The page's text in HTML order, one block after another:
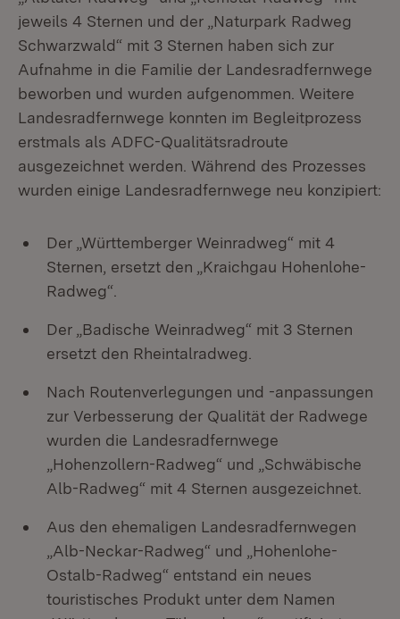
jeweils 4 Sternen und der „Naturpark Radweg
Schwarzwald“ mit 3 Sternen haben sich zur
Aufnahme in die Familie der Landesradfernwege
beworben und wurden aufgenommen. Weitere
Landesradfernwege konnten im Begleitprozess
erstmals als ADFC-Qualitätsradroute
ausgezeichnet werden. Während des Prozesses
wurden einige Landesradfernwege neu konzipiert:
Der „Württemberger Weinradweg“ mit 4
Sternen, ersetzt den „Kraichgau Hohenlohe-
Radweg“.
Der „Badische Weinradweg“ mit 3 Sternen
ersetzt den Rheintalradweg.
Nach Routenverlegungen und -anpassungen
zur Verbesserung der Qualität der Radwege
wurden die Landesradfernwege
„Hohenzollern-Radweg“ und „Schwäbische
Alb-Radweg“ mit 4 Sternen ausgezeichnet.
Aus den ehemaligen Landesradfernwegen
„Alb-Neckar-Radweg“ und „Hohenlohe-
Ostalb-Radweg“ entstand ein neues
touristisches Produkt unter dem Namen